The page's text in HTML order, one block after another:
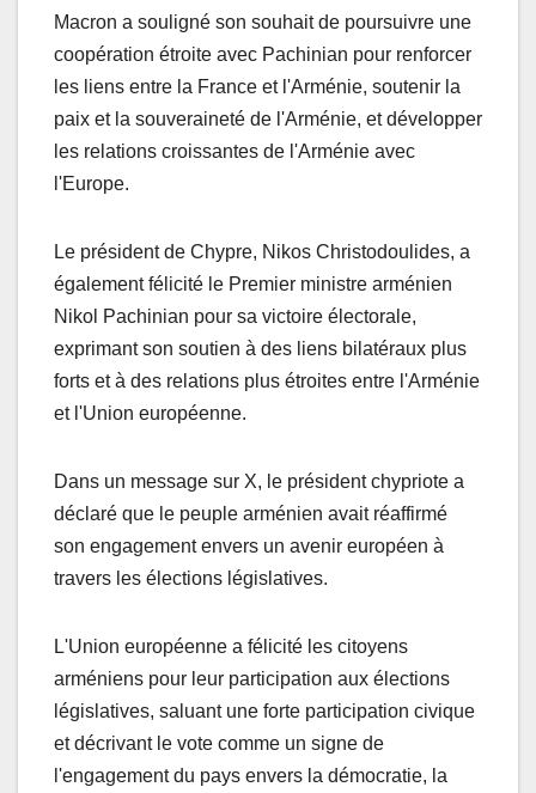
Macron a souligné son souhait de poursuivre une
coopération étroite avec Pachinian pour renforcer
les liens entre la France et l'Arménie, soutenir la
paix et la souveraineté de l'Arménie, et développer
les relations croissantes de l'Arménie avec
l'Europe.
Le président de Chypre, Nikos Christodoulides, a
également félicité le Premier ministre arménien
Nikol Pachinian pour sa victoire électorale,
exprimant son soutien à des liens bilatéraux plus
forts et à des relations plus étroites entre l'Arménie
et l'Union européenne.
Dans un message sur X, le président chypriote a
déclaré que le peuple arménien avait réaffirmé
son engagement envers un avenir européen à
travers les élections législatives.
L'Union européenne a félicité les citoyens
arméniens pour leur participation aux élections
législatives, saluant une forte participation civique
et décrivant le vote comme un signe de
l'engagement du pays envers la démocratie, la